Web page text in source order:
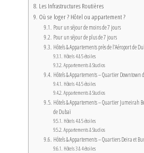
Les Infrastructures Routières
Où se loger ? Hôtel ou appartement ?
Pour un séjour de moins de 7 jours
Pour un séjour de plus de 7 jours
Hôtels & Appartements près de l’Aéroport de
Hôtels 4 & 5 étoiles
Appartements & Studios
Hôtels & Appartements – Quartier Downtown
Hôtels 4 & 5 étoiles
Appartements & Studios
Hôtels & Appartements – Quartier Jumeirah
de Dubaï
Hôtels 4 & 5 étoiles
Appartements & Studios
Hôtels & Appartements – Quartiers Deira et
Hôtels 3 & 4 étoiles